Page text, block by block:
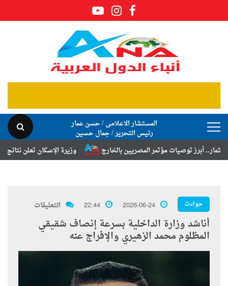
المستشار الاعلامى / حسن عمار
رئيس التحرير / جمال حسين
وزيرة الإسكان تعلن نتائج قرعة
توصيات مؤتمر المصريين بالخارج
حوادث 2026-06-24
22:44 التعليقات
أناشد وزارة الداخلية بسرعة إنصاف شقيقي
المظلوم محمد الزهيري والإفراج عنه